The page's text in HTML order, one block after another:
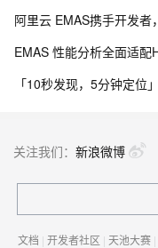
关注我们： 新浪微博
文档 | 开发者社区 | 天池大赛 |